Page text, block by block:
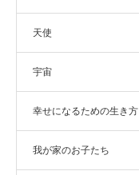
天使
宇宙
幸せになるための生き方
我が家のお子たち